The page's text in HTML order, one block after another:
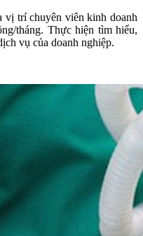
vị trí chuyên viên kinh doanh
tháng. Thực hiện tìm hiểu,
vụ của doanh nghiệp.